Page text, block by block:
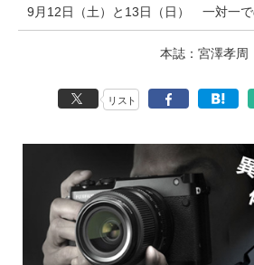
9月12日（土）と13日（日） 一対一
本誌：宮澤孝周
リスト